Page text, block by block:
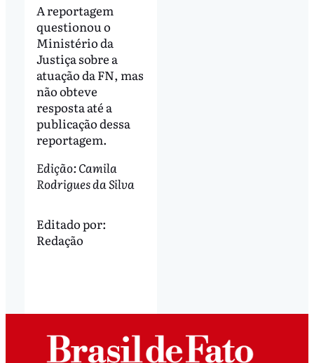
A reportagem
questionou o
Ministério da
Justiça sobre a
atuação da FN, mas
não obteve
resposta até a
publicação dessa
reportagem.
Edição: Camila
Rodrigues da Silva
Editado por:
Redação